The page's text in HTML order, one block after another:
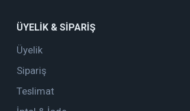
ÜYELİK & SİPARİŞ
Üyelik
Sipariş
Teslimat